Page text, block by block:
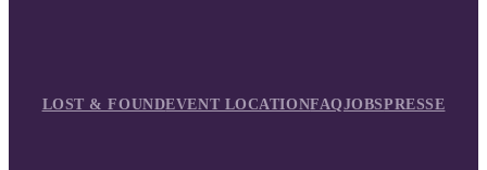
LOST & FOUNDEVENT LOCATIONFAQJOBSPRESSE